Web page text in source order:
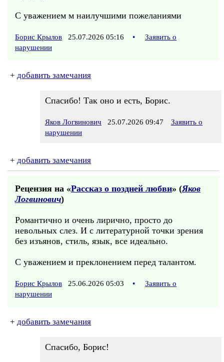
С уважением м наилучшими пожеланиями
Борис Крылов 25.07.2026 05:16 •
Заявить о
нарушении
+ добавить замечания
Спасибо! Так оно и есть, Борис.
Яков Логвинович 25.07.2026 09:47
Заявить о
нарушении
+ добавить замечания
Рецензия на «Рассказ о поздней любви» (Яков
Логвинович)
Романтично и очень лирично, просто до
невольных слез. И с литературной точки зрения
без изъянов, стиль, язык, все идеально.
С уважением и преклонением перед талантом.
Борис Крылов 25.06.2026 05:03 •
Заявить о
нарушении
+ добавить замечания
Спасибо, Борис!